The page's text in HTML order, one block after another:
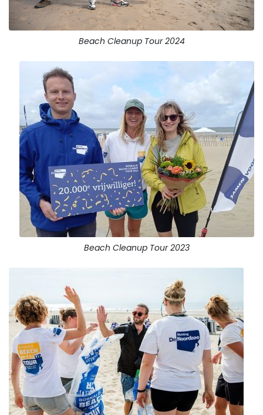
Beach Cleanup Tour 2024
Beach Cleanup Tour 2023